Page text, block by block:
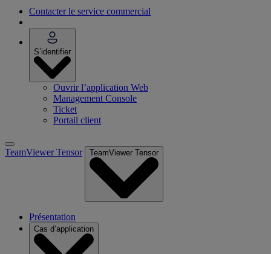
Contacter le service commercial
S’identifier
Ouvrir l’application Web
Management Console
Ticket
Portail client
TeamViewer Tensor TeamViewer Tensor
Présentation
Cas d’application